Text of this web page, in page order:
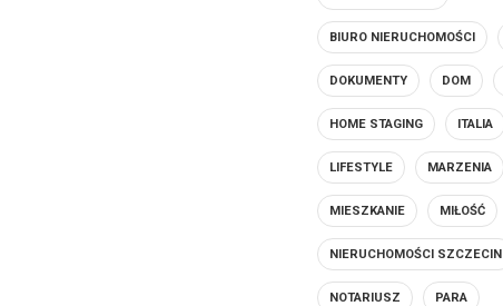
BIURO NIERUCHOMOŚCI
DOKUMENTY DOM
HOME STAGING ITALIA
LIFESTYLE MARZENIA
MIESZKANIE MIŁOŚĆ
NIERUCHOMOŚCI SZCZECIN
NOTARIUSZ PARA